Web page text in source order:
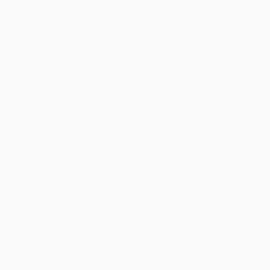
Александра Сергеевича